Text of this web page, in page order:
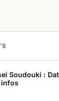
Soudouki :
infos